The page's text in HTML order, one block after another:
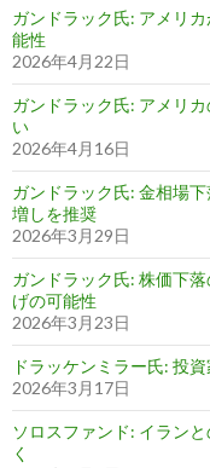
ガンドラック氏: アメリ
能性
2026年4月22日
ガンドラック氏: アメリ
い
2026年4月16日
ガンドラック氏: 金相場
増しを推奨
2026年3月29日
ガンドラック氏: 株価下
げの可能性
2026年3月23日
ドラッケンミラー氏: 投
2026年3月17日
ソロスファンド: イラン
く